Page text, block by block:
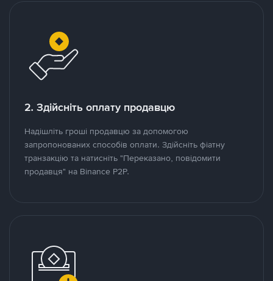
2. Здійсніть оплату продавцю
Надішліть гроші продавцю за допомогою
запропонованих способів оплати. Здійсніть фіатну
транзакцію та натисніть "Переказано, повідомити
продавця" на Binance P2P.